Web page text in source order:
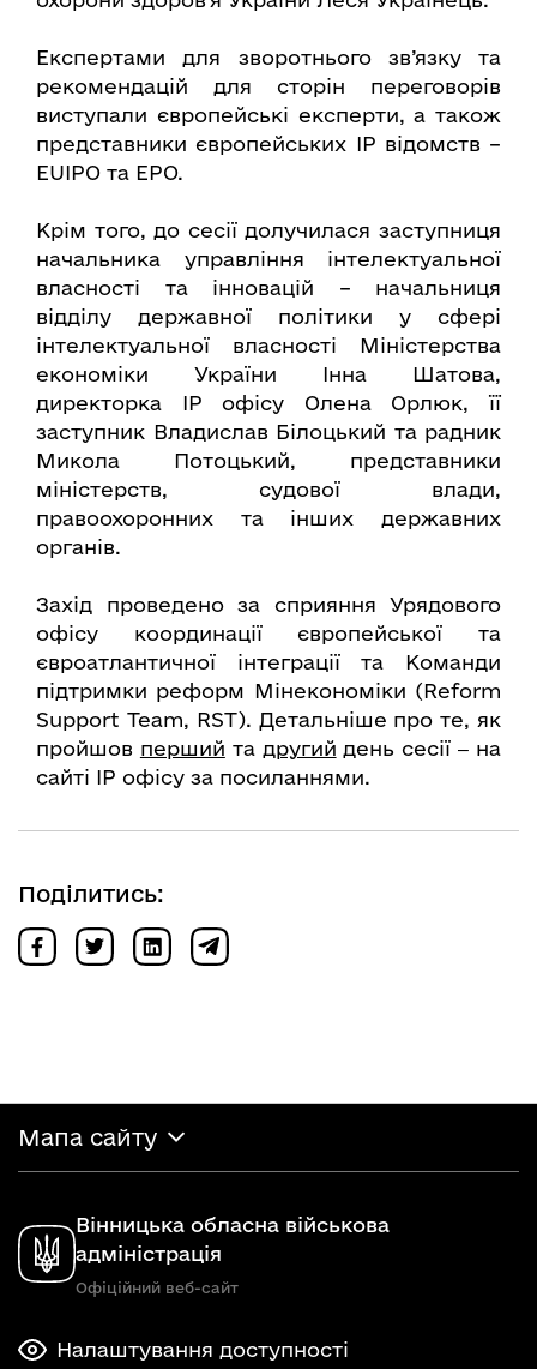
Експертами для зворотнього зв’язку та
рекомендацій для сторін переговорів
виступали європейські експерти, а також
представники європейських ІР відомств –
EUIPO та EPO.
Крім того, до сесії долучилася заступниця
начальника управління інтелектуальної
власності та інновацій – начальниця
відділу державної політики у сфері
інтелектуальної власності Міністерства
економіки України Інна Шатова,
директорка ІР офісу Олена Орлюк, її
заступник Владислав Білоцький та радник
Микола Потоцький, представники
міністерств, судової влади,
правоохоронних та інших державних
органів.
Захід проведено за сприяння Урядового
офісу координації європейської та
євроатлантичної інтеграції та Команди
підтримки реформ Мінекономіки (Reform
Support Team, RST). Детальніше про те, як
пройшов перший та другий день сесії ‒ на
сайті ІР офісу за посиланнями.
Поділитись:
Мапа сайту
Вінницька обласна військова
адміністрація
Офіційний веб-сайт
Налаштування доступності